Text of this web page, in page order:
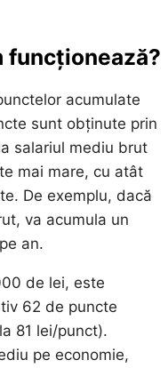
funcționează?
acumulate
sunt obținute prin
salariul mediu brut
mai mare, cu atât
De exemplu, dacă
va acumula un
an.
de lei, este
62 de puncte
81 lei/punct).
pe economie,